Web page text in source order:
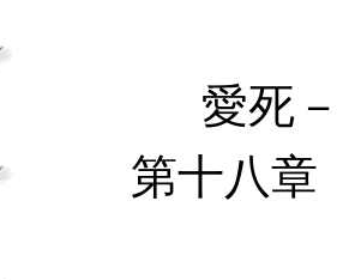
愛死
第十八章